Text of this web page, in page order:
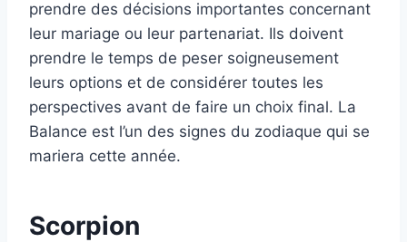
prendre des décisions importantes concernant
leur mariage ou leur partenariat. Ils doivent
prendre le temps de peser soigneusement
leurs options et de considérer toutes les
perspectives avant de faire un choix final. La
Balance est l’un des signes du zodiaque qui se
mariera cette année.
Scorpion